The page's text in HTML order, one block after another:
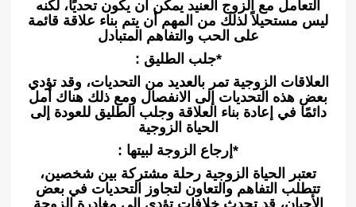
التعامل مع الزوج العنيد يمكن أن يكون تحديًا، لكنه
ليس مستحيلاً لذلك من المهم أن يتم بناء علاقة قائمة
على الحب والتفاهم المتبادل
*جلب الطليق :
العلاقات الزوجية تمر بالعديد من التحديات، وقد تؤدي
بعض هذه التحديات إلى الانفصال ومع ذلك هناك أمل
دائمًا في إعادة بناء العلاقة وجلب الطليق للعودة إلى
الحياة الزوجية
*إرجاع الزوجة لبيتها :
تعتبر الحياة الزوجية رحلة مشتركة بين شخصين،
تتطلب التفاهم والتعاون لتجاوز التحديات في بعض
الأحيان، قد تحدث خلافات تؤدي إلى مغادرة الزوجة